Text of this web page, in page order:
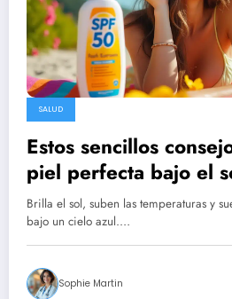
SALUD
Estos sencillos
piel perfecta bajo el
Brilla el sol, suben las temperaturas y
bajo un cielo azul.…
Sophie Martin